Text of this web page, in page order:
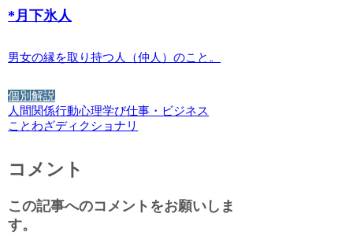
*月下氷人
男女の縁を取り持つ人（仲人）のこと。
個別解説
人間関係行動心理学び仕事・ビジネス
ことわざディクショナリ
コメント
この記事へのコメントをお願いしま
す。